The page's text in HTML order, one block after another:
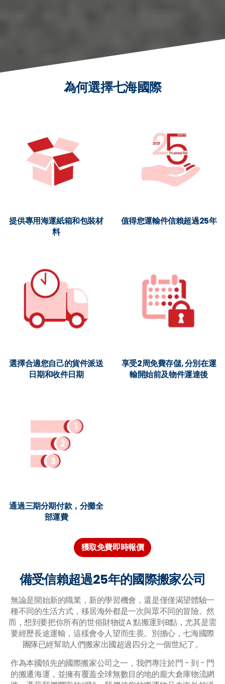
為何選擇七海國際
提供專用海運紙箱和包裝材
料
值得您運輸件信賴超過25年
選擇合適您自己的貨件派送
日期和收件日期
享受2周免費存儲, 分別在運
輸開始前及物件運達後
通過三期分期付款，分攤全
部運費
獲取免費即時報價
備受信賴超過25年的國際搬家公司
無論是開始新的職業，新的學習機會，還是僅僅渴望體驗一
種不同的生活方式，移居海外都是一次與眾不同的冒險。然
而，想到要把你所有的世俗財物從A 點搬運到B點，尤其是需
要經歷長途運輸，這樣會令人望而生畏。別擔心，七海國際
團隊已經幫助人們搬家出國超過四分之一個世紀了。
作為本國領先的國際搬家公司之一，我們專注於門 - 到 - 門
的搬遷海運，並擁有覆蓋全球無數目的地的龐大倉庫物流網